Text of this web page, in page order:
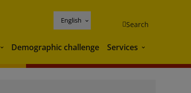
English Search
Environment
Demographic challenge Services Services